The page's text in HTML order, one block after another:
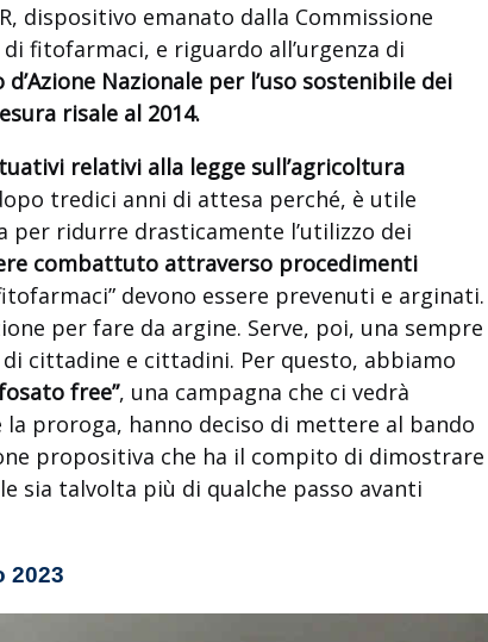
dispositivo emanato dalla Commissione
fitofarmaci, e riguardo all’urgenza di
Nazionale per l’uso sostenibile dei
risale al 2014.
relativi alla legge sull’agricoltura
tredici anni di attesa perché, è utile
ridurre drasticamente l’utilizzo dei
combattuto attraverso procedimenti
devono essere prevenuti e arginati.
per fare da argine. Serve, poi, una sempre
cittadine e cittadini. Per questo, abbiamo
free”, una campagna che ci vedrà
proroga, hanno deciso di mettere al bando
propositiva che ha il compito di dimostrare
sia talvolta più di qualche passo avanti
2023